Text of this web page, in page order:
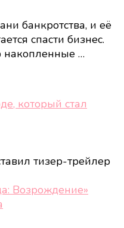
банкротства, и её
спасти бизнес.
накопленные …
который стал
тизер-трейлер
Возрождение»